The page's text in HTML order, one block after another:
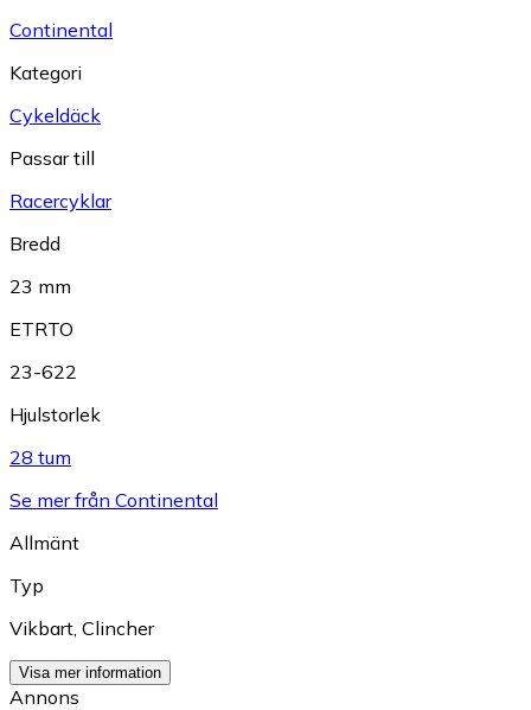
Continental
Kategori
Cykeldäck
Passar till
Racercyklar
Bredd
23 mm
ETRTO
23-622
Hjulstorlek
28 tum
Se mer från Continental
Allmänt
Typ
Vikbart Clincher
Visa mer information
Annons